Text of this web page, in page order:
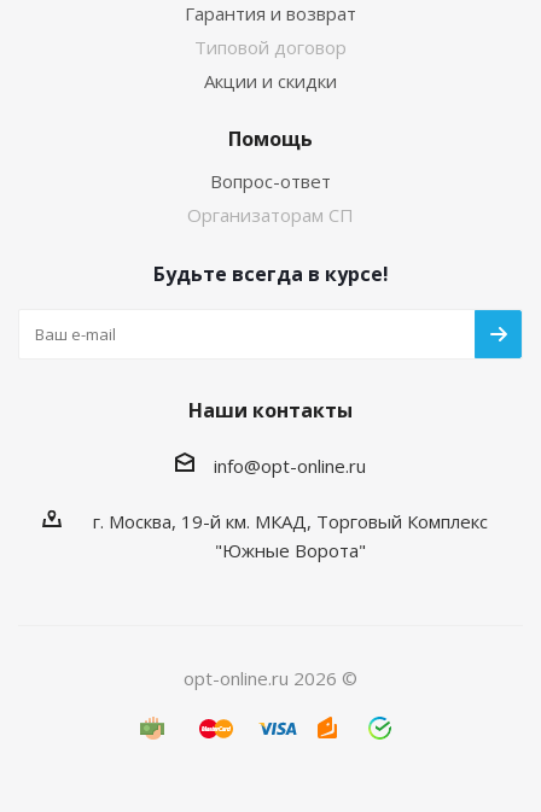
Гарантия и возврат
Типовой договор
Акции и скидки
Помощь
Вопрос-ответ
Организаторам СП
Будьте всегда в курсе!
Наши контакты
info@opt-online.ru
г. Москва, 19-й км. МКАД, Торговый Комплекс
"Южные Ворота"
opt-online.ru 2026 ©